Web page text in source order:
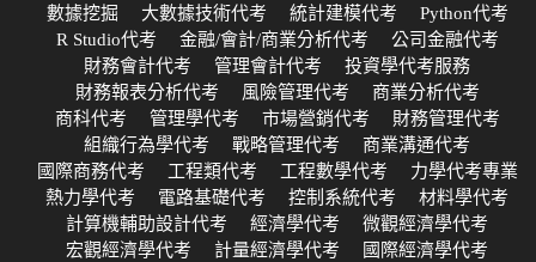
數據挖掘
大數據技術代考 統計建模代考
Python代考
R Studio代考
金融/會計/商業分析代考
公司金融代考
財務會計代考
管理會計代考
投資學代考服務
財務報表分析代考
風險管理代考
商業分析代考
商科代考
管理學代考 市場營銷代考
財務管理代考
組織行為學代考
戰略管理代考
商業溝通代考
國際商務代考
工程類代考 工程數學代考
力學代考專業
熱力學代考
電路基礎代考 控制系統代考
材料學代考
計算機輔助設計代考
經濟學代考
微觀經濟學代考
宏觀經濟學代考
計量經濟學代考 國際經濟學代考